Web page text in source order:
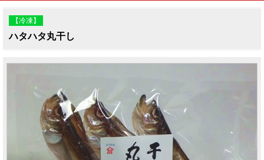
【冷凍】
ハタハタ丸干し